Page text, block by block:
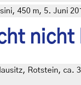
450 m, 5. Juni
nicht
Rotstein, ca.